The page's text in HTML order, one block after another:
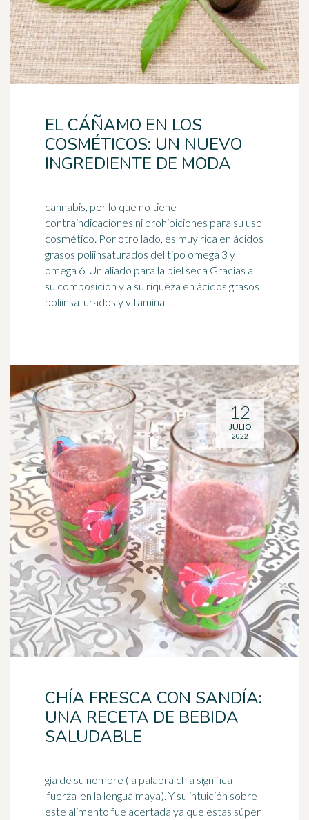
EL CÁÑAMO EN LOS
COSMÉTICOS: UN NUEVO
INGREDIENTE DE MODA
cannabis, por lo que no tiene
contraindicaciones ni prohibiciones para su uso
cosmético. Por otro lado, es muy rica en ácidos
grasos poliinsaturados del tipo omega 3 y
omega 6. Un aliado para la piel seca Gracias a
su composición y a su riqueza en ácidos grasos
poliinsaturados y vitamina ...
CHÍA FRESCA CON SANDÍA:
UNA RECETA DE BEBIDA
SALUDABLE
gía de su nombre (la palabra chia significa
'fuerza' en la lengua maya). Y su intuición sobre
este alimento fue acertada ya que estas súper
12
JULIO
2022